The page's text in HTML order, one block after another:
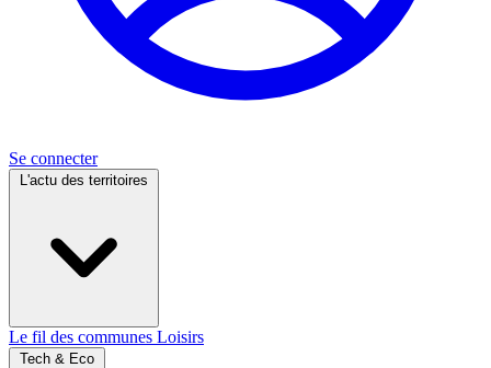
Se connecter
L'actu des territoires
Le fil des communes Loisirs
Tech & Eco